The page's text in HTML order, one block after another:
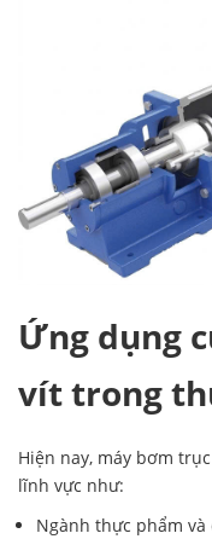
Ứng dụng
vít trong
Hiện nay, máy bơm
lĩnh vực như:
Ngành thực phẩm và